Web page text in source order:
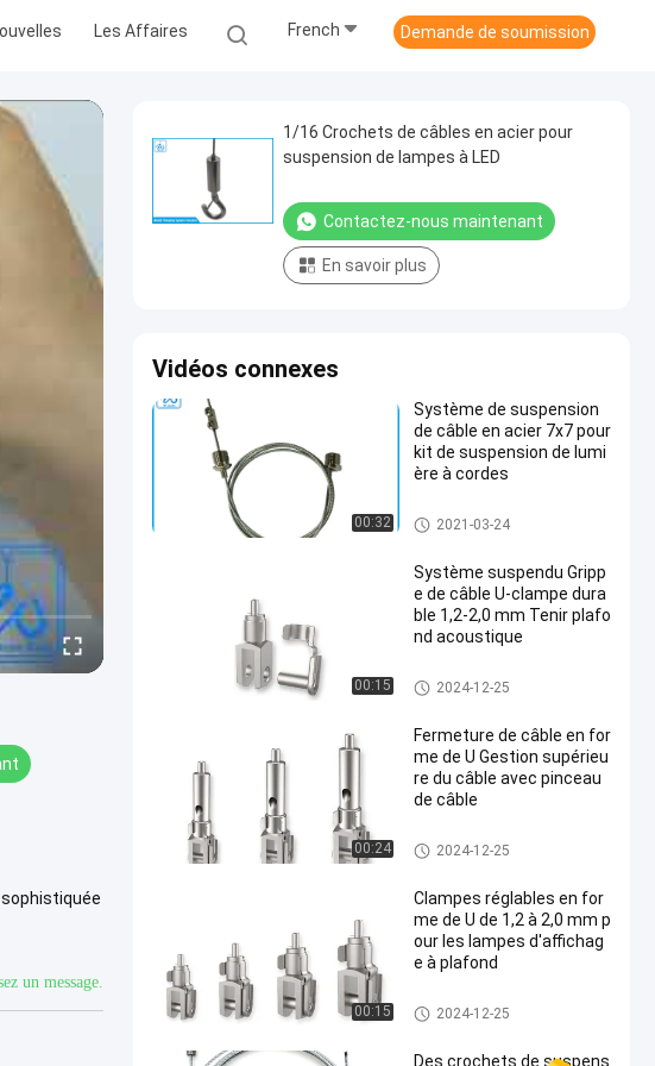
Les Affaires French Demande de soumission
un message.
1/16 Crochets de câbles en acier pour
suspension de lampes à LED
Contactez-nous maintenant
En savoir plus
Vidéos connexes
00:32
Système de suspension
de câble en acier 7x7 pour
kit de suspension de lumi
ère à cordes
Kit de suspension des câbles
2021-03-24
00:15
Système suspendu Gripp
e de câble U-clampe dura
ble 1,2-2,0 mm Tenir plafo
nd acoustique
autres appareils pour la fabric
ation de chaussures
2024-12-25
00:24
Fermeture de câble en for
me de U Gestion supérieu
re du câble avec pinceau
de câble
autres appareils pour la fabric
ation de chaussures
2024-12-25
00:15
Clampes réglables en for
me de U de 1,2 à 2,0 mm p
our les lampes d'affichag
e à plafond
autres appareils pour la fabric
ation de chaussures
2024-12-25
Des crochets de suspens